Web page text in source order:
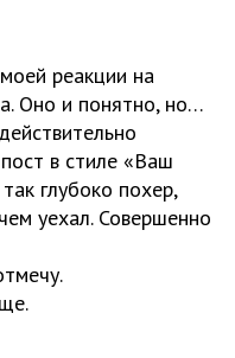
реакции на
Оно и понятно, но…
в стиле «Ваш
глубоко похер,
уехал. Совершенно